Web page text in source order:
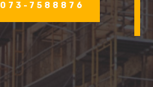
073-7588876